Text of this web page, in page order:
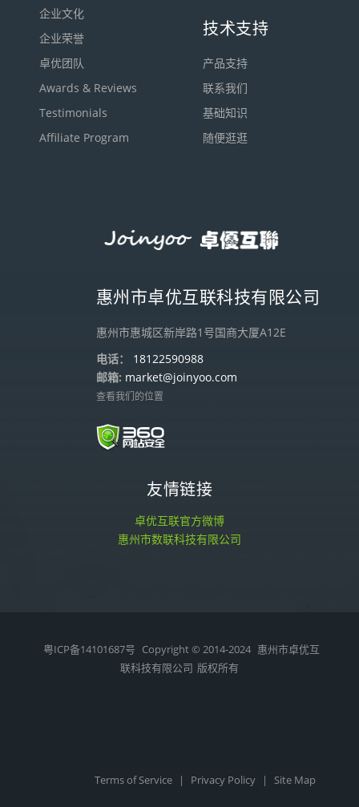
企业文化
企业荣誉
卓优团队
Awards & Reviews
Testimonials
Affiliate Program
技术支持
产品支持
联系我们
基础知识
随便逛逛
惠州市卓优互联科技有限公司
惠州市惠城区新岸路1号国商大厦A12E
电话：
18122590988
邮箱: market@joinyoo.com
查看我们的位置
友情链接
卓优互联官方微博
惠州市数联科技有限公司
粤ICP备14101687号 Copyright © 2014-2024 惠州市卓优互
联科技有限公司 版权所有
Terms of Service | Privacy Policy | Site Map